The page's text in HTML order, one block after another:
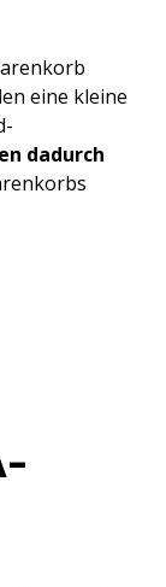
eine kleine
dadurch